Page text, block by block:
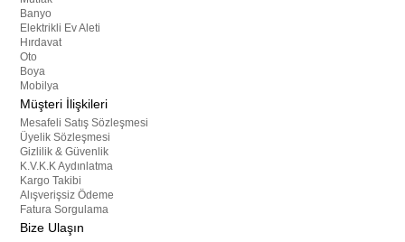
Banyo
Elektrikli Ev Aleti
Hırdavat
Oto
Boya
Mobilya
Müşteri İlişkileri
Mesafeli Satış Sözleşmesi
Üyelik Sözleşmesi
Gizlilik & Güvenlik
K.V.K.K Aydınlatma
Kargo Takibi
Alışverişsiz Ödeme
Fatura Sorgulama
Bize Ulaşın